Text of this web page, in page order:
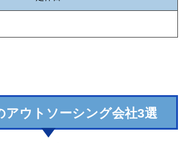
アウトソーシング会社3選